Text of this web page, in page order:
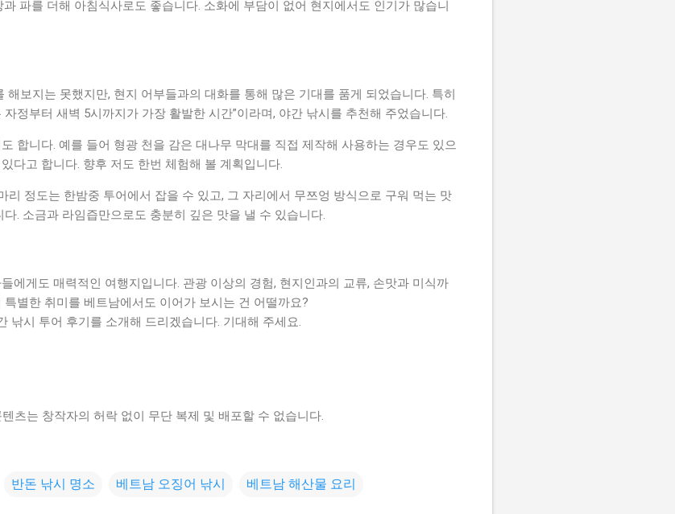
파를 더해 아침식사로도 좋습니다. 소화에 부담이 없어 현지에서도 인기가 많습니
해보지는 못했지만, 현지 어부들과의 대화를 통해 많은 기대를 품게 되었습니다. 특히
자정부터 새벽 5시까지가 가장 활발한 시간”이라며, 야간 낚시를 추천해 주었습니다.
합니다. 예를 들어 형광 천을 감은 대나무 막대를 직접 제작해 사용하는 경우도 있으
다고 합니다. 향후 저도 한번 체험해 볼 계획입니다.
리 정도는 한밤중 투어에서 잡을 수 있고, 그 자리에서 무쯔엉 방식으로 구워 먹는 맛
. 소금과 라임즙만으로도 충분히 깊은 맛을 낼 수 있습니다.
에게도 매력적인 여행지입니다. 관광 이상의 경험, 현지인과의 교류, 손맛과 미식까
별한 취미를 베트남에서도 이어가 보시는 건 어떨까요?
낚시 투어 후기를 소개해 드리겠습니다. 기대해 주세요.
츠는 창작자의 허락 없이 무단 복제 및 배포할 수 없습니다.
반돈 낚시 명소 베트남 오징어 낚시 베트남 해산물 요리